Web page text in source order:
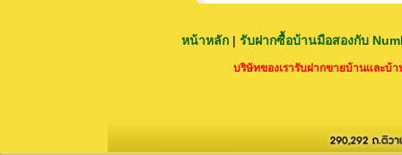
หน้าหลัก| รับฝากซื้อบ้านมือสองกับ
บริษัทของเรารับฝากขายบ้านและบ้